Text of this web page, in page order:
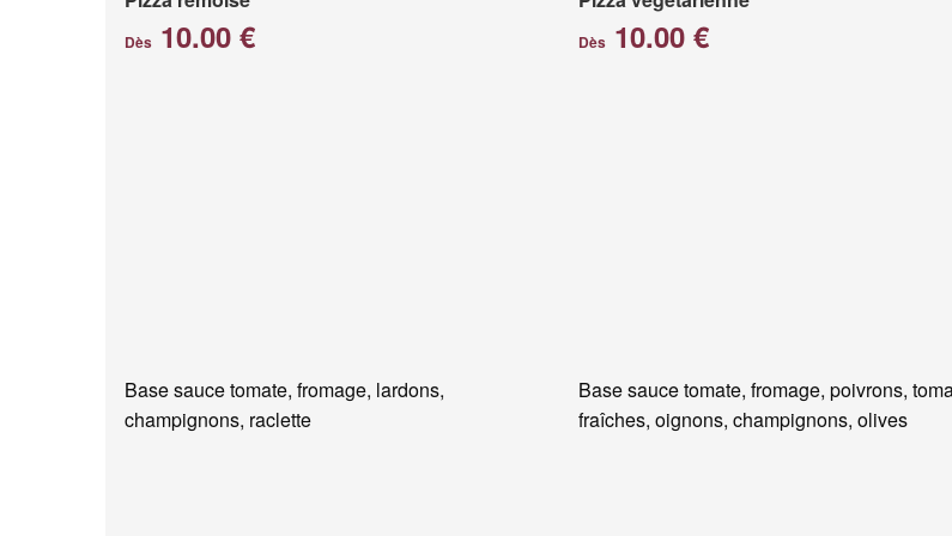
Dès 10.00 €
Base sauce tomate, fromage, lardons,
champignons, raclette
Dès10.00 €
Base sauce tomate, fromage, poivrons,
fraîches, oignons, champignons, olives